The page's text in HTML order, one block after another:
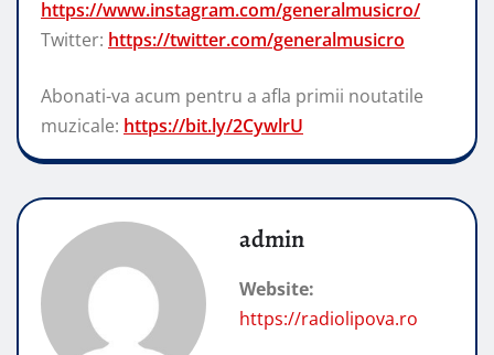
https://www.instagram.com/generalmusicro/
Twitter: https://twitter.com/generalmusicro
Abonati-va acum pentru a afla primii noutatile
muzicale: https://bit.ly/2CywlrU
admin
Website:
https://radiolipova.ro